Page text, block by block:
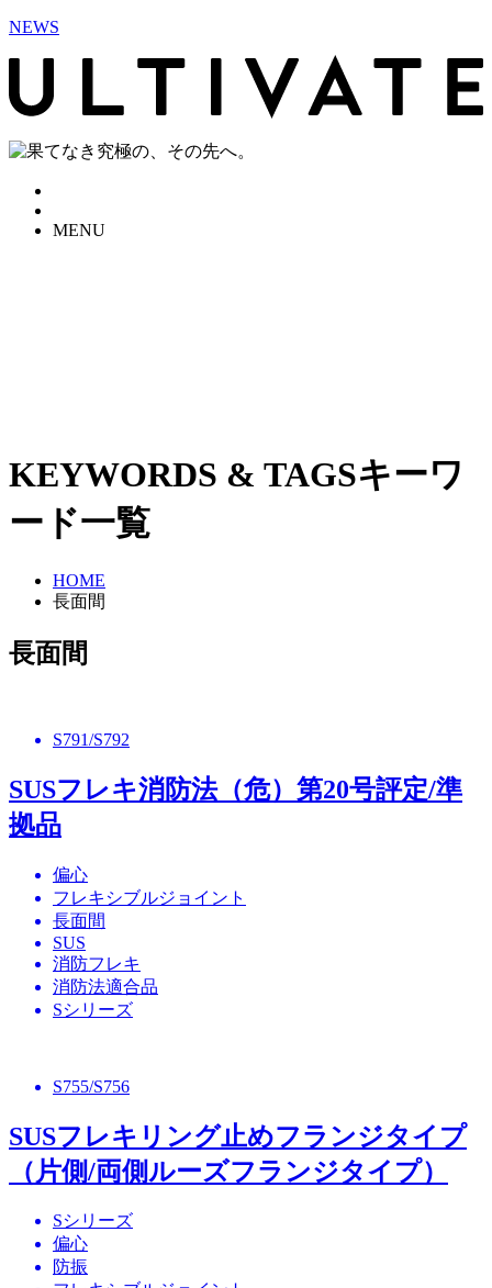
NEWS
MENU
KEYWORDS & TAGSキーワ
ード一覧
HOME
長面間
長面間
S791/S792
SUSフレキ消防法（危）第20号評定/準
拠品
偏心
フレキシブルジョイント
長面間
SUS
消防フレキ
消防法適合品
Sシリーズ
S755/S756
SUSフレキリング止めフランジタイプ
（片側/両側ルーズフランジタイプ）
Sシリーズ
偏心
防振